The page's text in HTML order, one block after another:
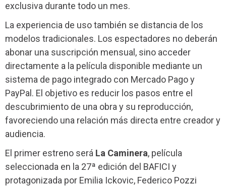
exclusiva durante todo un mes.
La experiencia de uso también se distancia de los
modelos tradicionales. Los espectadores no deberán
abonar una suscripción mensual, sino acceder
directamente a la película disponible mediante un
sistema de pago integrado con Mercado Pago y
PayPal. El objetivo es reducir los pasos entre el
descubrimiento de una obra y su reproducción,
favoreciendo una relación más directa entre creador y
audiencia.
El primer estreno será La Caminera, película
seleccionada en la 27ª edición del BAFICI y
protagonizada por Emilia Ickovic, Federico Pozzi